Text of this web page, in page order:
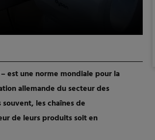
– est une norme mondiale pour la
allemande du secteur des
les chaînes de
de leurs produits soit en